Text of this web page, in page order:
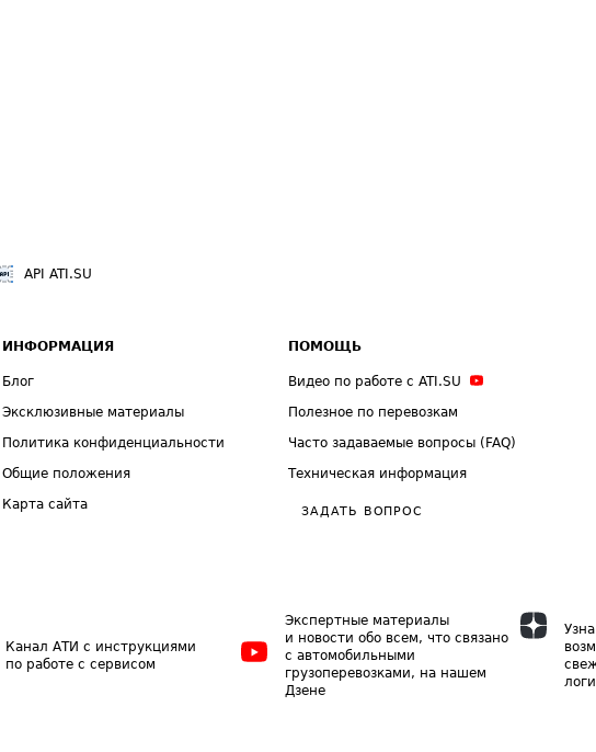
API ATI.SU
ИНФОРМАЦИЯ
Блог
Эксклюзивные материалы
Политика конфиденциальности
Общие положения
Карта сайта
ПОМОЩЬ
Видео по работе с ATI.SU
Полезное по перевозкам
Часто задаваемые вопросы (FAQ)
Техническая информация
ЗАДАТЬ ВОПРОС
Канал АТИ с инструкциями
по работе с сервисом
Экспертные материалы
и новости обо всем, что связано
с автомобильными
грузоперевозками, на нашем
Дзене